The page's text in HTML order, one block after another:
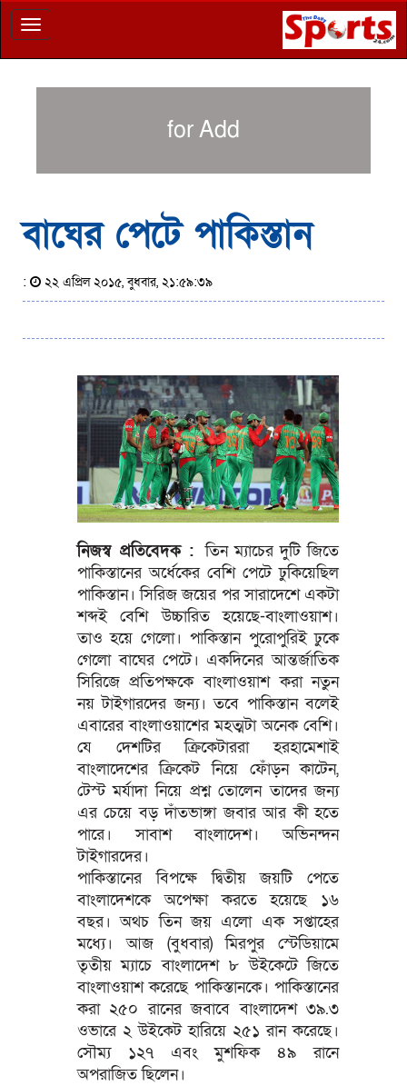
Toggle
navigation
for Add
বাঘের পেটে পাকিস্তান
: ২২ এপ্রিল ২০১৫, বুধবার, ২১:৫৯:৩৯
নিজস্ব প্রতিবেদক :তিন ম্যাচের দুটি জিতে
পাকিস্তানের অর্ধেকের বেশি পেটে ঢুকিয়েছিল
পাকিস্তান। সিরিজ জয়ের পর সারাদেশে একটা
শব্দই বেশি উচ্চারিত হয়েছে-বাংলাওয়াশ।
তাও হয়ে গেলো। পাকিস্তান পুরোপুরিই ঢুকে
গেলো বাঘের পেটে। একদিনের আন্তর্জাতিক
সিরিজে প্রতিপক্ষকে বাংলাওয়াশ করা নতুন
নয় টাইগারদের জন্য। তবে পাকিস্তান বলেই
এবারের বাংলাওয়াশের মহত্মটা অনেক বেশি।
যে দেশটির ক্রিকেটাররা হরহামেশাই
বাংলাদেশের ক্রিকেট নিয়ে ফোঁড়ন কাটেন,
টেস্ট মর্যাদা নিয়ে প্রশ্ন তোলেন তাদের জন্য
এর চেয়ে বড় দাঁতভাঙ্গা জবার আর কী হতে
পারে। সাবাশ বাংলাদেশ। অভিনন্দন
টাইগারদের।
পাকিস্তানের বিপক্ষে দ্বিতীয় জয়টি পেতে
বাংলাদেশকে অপেক্ষা করতে হয়েছে ১৬
বছর। অথচ তিন জয় এলো এক সপ্তাহের
মধ্যে। আজ (বুধবার) মিরপুর স্টেডিয়ামে
তৃতীয় ম্যাচে বাংলাদেশ ৮ উইকেটে জিতে
বাংলাওয়াশ করেছে পাকিস্তানকে। পাকিস্তানের
করা ২৫০ রানের জবাবে বাংলাদেশ ৩৯.৩
ওভারে ২ উইকেট হারিয়ে ২৫১ রান করেছে।
সৌম্য ১২৭ এবং মুশফিক ৪৯ রানে
অপরাজিত ছিলেন।